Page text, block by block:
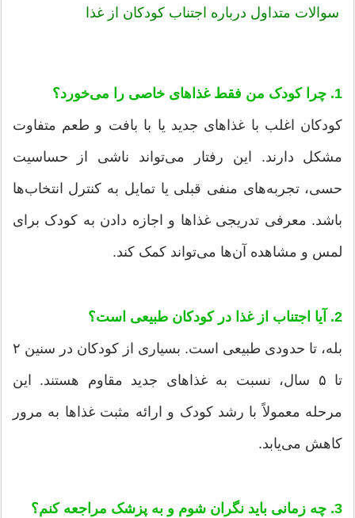
سوالات متداول درباره اجتناب کودکان از غذا
1. چرا کودک من فقط غذاهای خاصی را می‌خورد؟
کودکان اغلب با غذاهای جدید یا با بافت و طعم متفاوت
مشکل دارند. این رفتار می‌تواند ناشی از حساسیت
حسی، تجربه‌های منفی قبلی یا تمایل به کنترل انتخاب‌ها
باشد. معرفی تدریجی غذاها و اجازه دادن به کودک برای
لمس و مشاهده آن‌ها می‌تواند کمک کند.
2. آیا اجتناب از غذا در کودکان طبیعی است؟
بله، تا حدودی طبیعی است. بسیاری از کودکان در سنین ۲
تا ۵ سال، نسبت به غذاهای جدید مقاوم هستند. این
مرحله معمولاً با رشد کودک و ارائه مثبت غذاها به مرور
کاهش می‌یابد.
3. چه زمانی باید نگران شوم و به پزشک مراجعه کنم؟